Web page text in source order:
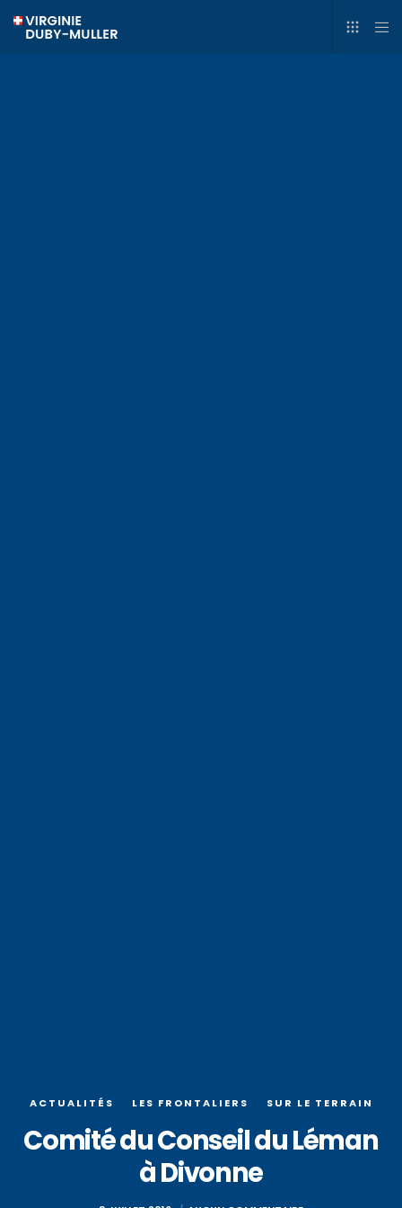
ACTUALITÉS LES FRONTALIERS SUR LE TERRAIN
Comité du Conseil du Léman
à Divonne